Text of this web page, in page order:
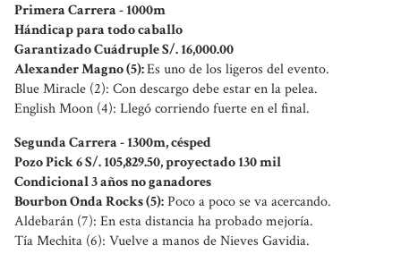
Primera Carrera - 1000m
Hándicap para todo caballo
Garantizado Cuádruple S/. 16,000.00
Alexander Magno (5):Es uno de los ligeros del evento.
Blue Miracle (2): Con descargo debe estar en la pelea.
English Moon (4): Llegó corriendo fuerte en el final.
Segunda Carrera - 1300m, césped
Pozo Pick 6 S/. 105,829.50, proyectado 130 mil
Condicional 3 años no ganadores
Bourbon Onda Rocks (5):Poco a poco se va acercando.
Aldebarán (7): En esta distancia ha probado mejoría.
Tía Mechita (6): Vuelve a manos de Nieves Gavidia.